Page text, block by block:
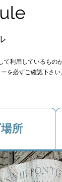
利用しているもの
を必ずご確認下さい
所